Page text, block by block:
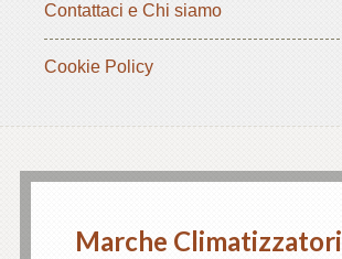
Contattaci e Chi siamo
Cookie Policy
Marche Climatizzatori